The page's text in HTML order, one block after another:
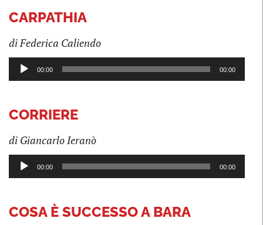
CARPATHIA
di Federica Caliendo
Audio
Player
00:00 00:00
CORRIERE
di Giancarlo Ieranò
Audio
Player
00:00 00:00
COSA È SUCCESSO A BARA